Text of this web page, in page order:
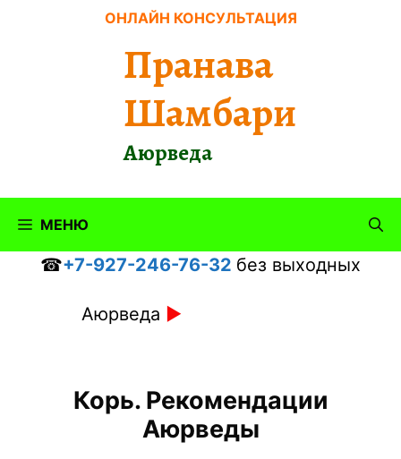
ОНЛАЙН КОНСУЛЬТАЦИЯ
Пранава
Шамбари
Аюрведа
МЕНЮ
☎+7-927-246-76-32 без выходных
Аюрведа ►
Корь. Рекомендации
Аюрведы